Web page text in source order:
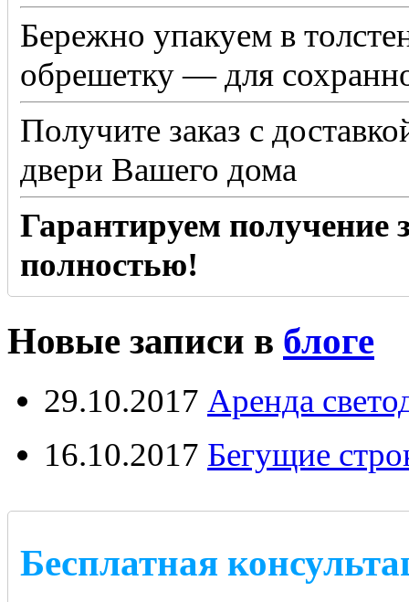
Бережно упакуем в
обрешетку — для
Получите заказ с
двери Вашего дома
Гарантируем получение
полностью!
Новые записи в блоге
29.10.2017 Аренда
16.10.2017 Бегущие
Бесплатная